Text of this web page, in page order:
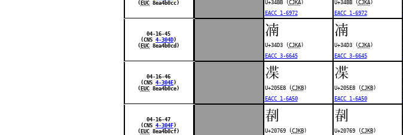
( EUC 8ea4b0cc) U+34BB (CJKA)
EACC 1-6972
U+34BB (CJKA)
EACC 1-6972
04-16-45
(CNS4-304D )
( EUC 8ea4b0cd)
㓓
U+34D3 (CJKA)
EACC 3-6645
㓓
U+34D3 (CJKA)
EACC 3-6645
04-16-46
(CNS4-304E )
( EUC 8ea4b0ce)
𠗨
U+205E8 (CJKB)
EACC 1-6A50
𠗨
U+205E8 (CJKB)
EACC 1-6A50
04-16-47
(CNS4-304F )
( EUC 8ea4b0cf)
𠝩
U+20769 (CJKB)
𠝩
U+20769 (CJKB)